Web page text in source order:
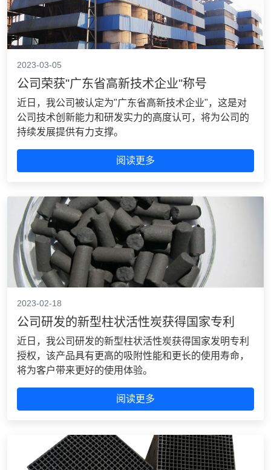
2023-03-05
公司荣获"广东省高新技术企业"称号
近日，我公司被认定为"广东省高新技术企业"，这是对
公司技术创新能力和研发实力的高度认可，将为公司的
持续发展提供有力支撑。
阅读更多
2023-02-18
公司研发的新型柱状活性炭获得国家专利
近日，我公司研发的新型柱状活性炭获得国家发明专利
授权，该产品具有更高的吸附性能和更长的使用寿命，
将为客户带来更好的使用体验。
阅读更多